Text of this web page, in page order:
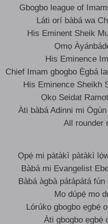
Gbogbo league of
Láti orí bàbá wa
His Eminent Sheik
Ọmọ
His Eminence
Chief Imam gbogbo Ẹ̀gbá
His Eminence Sheikh
Ọkọ Seidat
Àti bàbá Adinni mi
All rounder
Ọpẹ́ mi pàtàkì pàtàkì
Bàbá mi Evangelist
Bàbá àgbà pátápátá
Mo dúpẹ́ mo
Lórúkọ gbogbo ẹgbẹ́
Àti gbogbo ẹgbẹ́